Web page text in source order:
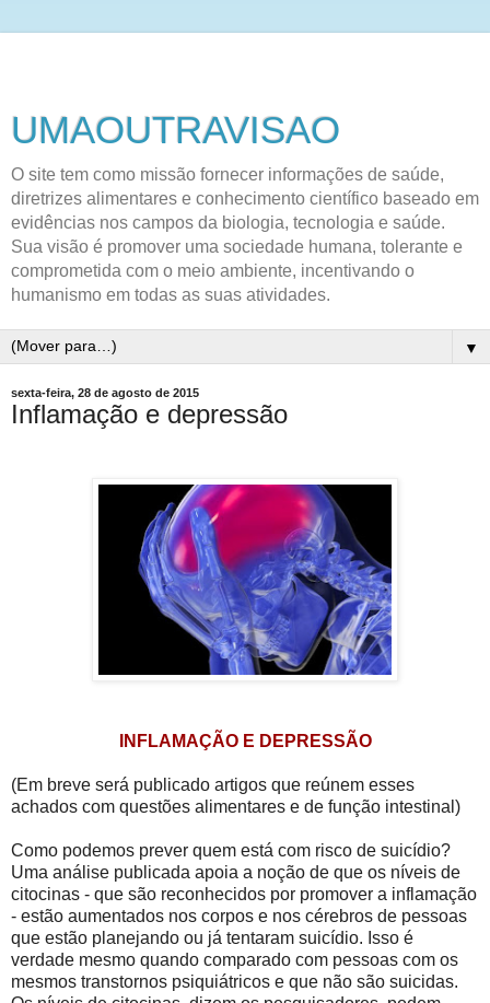
UMAOUTRAVISAO
O site tem como missão fornecer informações de saúde,
diretrizes alimentares e conhecimento científico baseado em
evidências nos campos da biologia, tecnologia e saúde.
Sua visão é promover uma sociedade humana, tolerante e
comprometida com o meio ambiente, incentivando o
humanismo em todas as suas atividades.
▼
sexta-feira, 28 de agosto de 2015
Inflamação e depressão
INFLAMAÇÃO E DEPRESSÃO
(Em breve será publicado artigos que reúnem esses
achados com questões alimentares e de função intestinal)
Como podemos prever quem está com risco de suicídio?
Uma análise publicada apoia a noção de que os níveis de
citocinas - que são reconhecidos por promover a inflamação
- estão aumentados nos corpos e nos cérebros de pessoas
que estão planejando ou já tentaram suicídio. Isso é
verdade mesmo quando comparado com pessoas com os
mesmos transtornos psiquiátricos e que não são suicidas.